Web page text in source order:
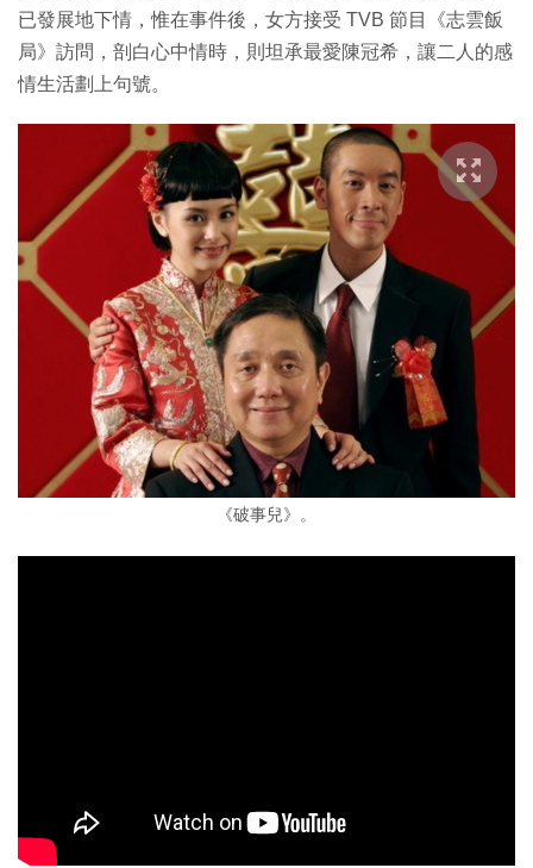
已發展地下情，惟在事件後，女方接受 TVB 節目《志雲飯
局》訪問，剖白心中情時，則坦承最愛陳冠希，讓二人的感
情生活劃上句號。
《破事兒》。